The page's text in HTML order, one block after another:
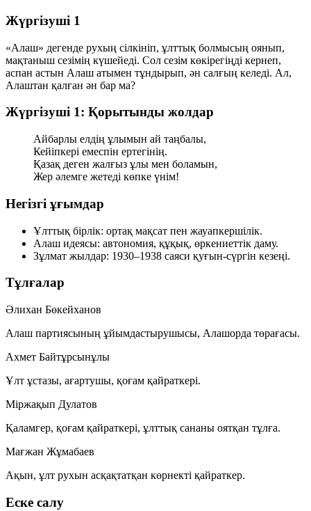
Жүргізуші 1
«Алаш» дегенде рухың сілкініп, ұлттық болмысың оянып,
мақтаныш сезімің күшейеді. Сол сезім көкірегіңді кернеп,
аспан астын Алаш атымен тұндырып, ән салғың келеді. Ал,
Алаштан қалған ән бар ма?
Жүргізуші 1: Қорытынды жолдар
Айбарлы елдің ұлымын ай таңбалы,
Кейіпкері емеспін ертегінің.
Қазақ деген жалғыз ұлы мен боламын,
Жер әлемге жетеді көпке үнім!
Негізгі ұғымдар
Ұлттық бірлік: ортақ мақсат пен жауапкершілік.
Алаш идеясы: автономия, құқық, өркениеттік даму.
Зұлмат жылдар: 1930–1938 саяси қуғын-сүргін кезеңі.
Тұлғалар
Әлихан Бөкейханов
Алаш партиясының ұйымдастырушысы, Алашорда төрағасы.
Ахмет Байтұрсынұлы
Ұлт ұстазы, ағартушы, қоғам қайраткері.
Міржақып Дулатов
Қаламгер, қоғам қайраткері, ұлттық сананы оятқан тұлға.
Мағжан Жұмабаев
Ақын, ұлт рухын асқақтатқан көрнекті қайраткер.
Еске салу